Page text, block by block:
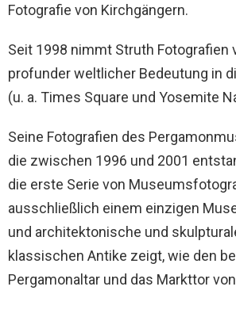
Fotografie von Kirchgängern.
Seit 1998 nimmt Struth Fotografien
profunder weltlicher Bedeutung in
(u. a. Times Square und Yosemite
Seine Fotografien des
die zwischen 1996 und 2001
die erste Serie von
ausschließlich einem einzigen
und architektonische und
klassischen Antike zeigt, wie den
Pergamonaltar und das Markttor